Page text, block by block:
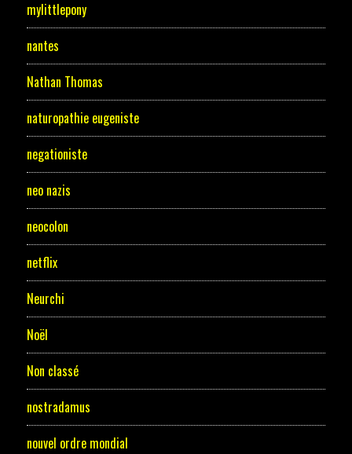
mylittlepony
nantes
Nathan Thomas
naturopathie eugeniste
negationiste
neo nazis
neocolon
netflix
Neurchi
Noël
Non classé
nostradamus
nouvel ordre mondial